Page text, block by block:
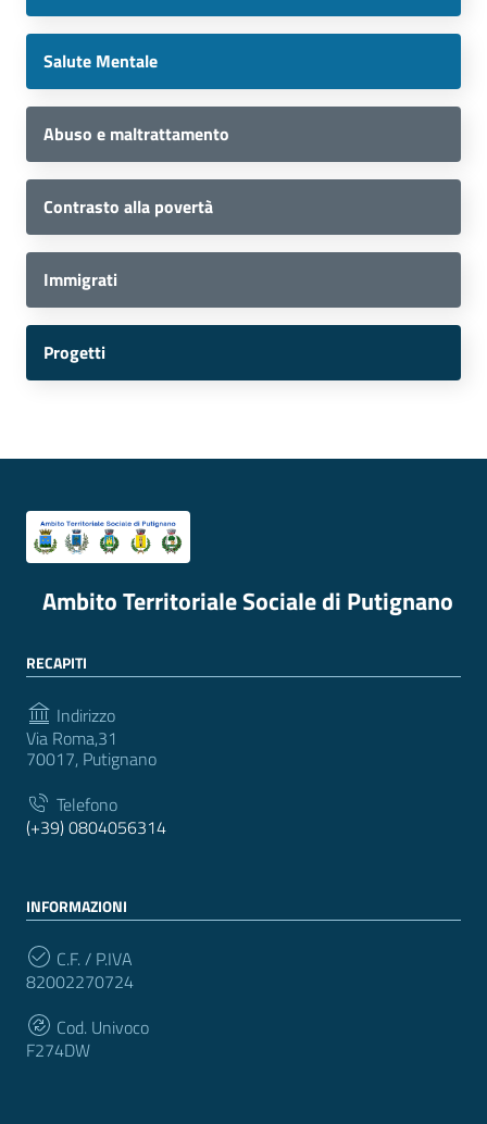
Salute Mentale
Abuso e maltrattamento
Contrasto alla povertà
Immigrati
Progetti
Ambito Territoriale Sociale di Putignano
RECAPITI
Indirizzo
Via Roma,31
70017, Putignano
Telefono
(+39) 0804056314
INFORMAZIONI
C.F. / P.IVA
82002270724
Cod. Univoco
F274DW